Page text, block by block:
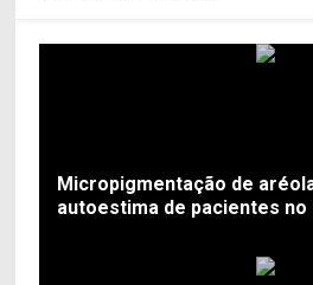
Micropigmentação de
autoestima de pacientes no